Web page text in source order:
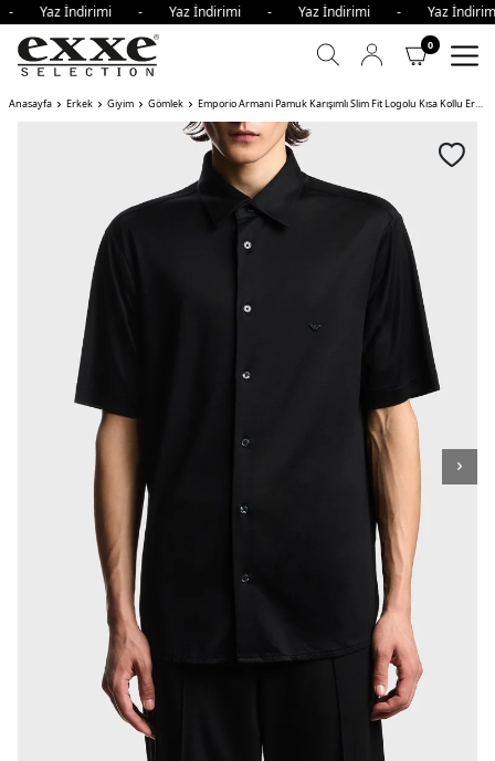
- Yaz İndirimi - Yaz İndirimi - Yaz İndirimi - Yaz
0
Anasayfa Erkek Giyim Gömlek Emporio Armani Pamuk Karışımlı Slim Fit Logolu Kısa Kollu Erkek Gömlek